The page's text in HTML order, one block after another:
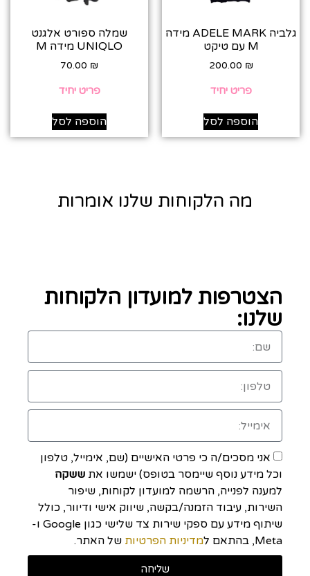
גלביה ADELE MARK מידה
M עם טיקט
200.00 ₪
פריט יחיד
הוספה לסל
שמלה ספורט אלגנט
UNIQLO מידה M
70.00 ₪
פריט יחיד
הוספה לסל
מה הלקוחות שלנו אומרות
הצטרפות למועדון הלקוחות
שלנו:
אני מסכים/ה כי פרטי האישיים (שם, אימייל, טלפון
וכל מידע נוסף שיימסר בטופס) ישמשו את ששקה
למענה לפנייה, הרשמה למועדון לקוחות, שיפור
השירות, עיבוד הזמנה/בקשה, שיווק אישי ודיוור, כולל
שיתוף מידע עם ספקי שירות צד שלישי כגון Google ו-
Meta, בהתאם ל
מדיניות הפרטיות של האתר.
שליחה